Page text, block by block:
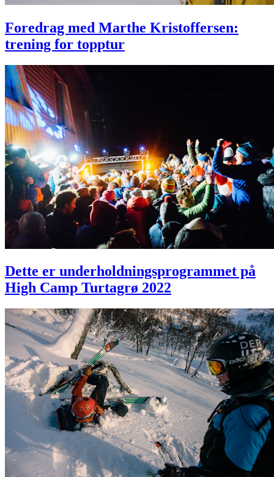
Foredrag med Marthe Kristoffersen:
trening for topptur
Dette er underholdningsprogrammet på
High Camp Turtagrø 2022